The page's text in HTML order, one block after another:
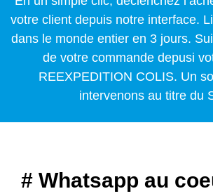
votre client depuis notre interface.
dans le monde entier en 3 jours.
de votre commande depusi
REEXPEDITION COLIS. Un
intervenons au titre du
# Whatsapp au